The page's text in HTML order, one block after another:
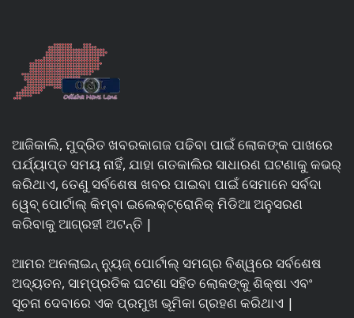
ଆଜିକାଲି, ମୁଦ୍ରିତ ଖବରକାଗଜ ପଢିବା ପାଇଁ ଲୋକଙ୍କ ପାଖରେ
ପର୍ଯ୍ୟାପ୍ତ ସମୟ ନାହିଁ, ଯାହା ଗତକାଲିର ସାଧାରଣ ଘଟଣାକୁ କଭର୍
କରିଥାଏ, ତେଣୁ ସର୍ବଶେଷ ଖବର ପାଇବା ପାଇଁ ସେମାନେ ସର୍ବଦା
ୱେବ୍ ପୋର୍ଟାଲ୍ କିମ୍ବା ଇଲେକ୍ଟ୍ରୋନିକ୍ ମିଡିଆ ଅନୁସରଣ
କରିବାକୁ ଆଗ୍ରହୀ ଅଟନ୍ତି |
ଆମର ଅନଲାଇନ୍ ନ୍ୟୁଜ୍ ପୋର୍ଟାଲ୍ ସମଗ୍ର ବିଶ୍ୱରେ ସର୍ବଶେଷ
ଅଦ୍ୟତନ, ସାମ୍ପ୍ରତିକ ଘଟଣା ସହିତ ଲୋକଙ୍କୁ ଶିକ୍ଷା ଏବଂ
ସୂଚନା ଦେବାରେ ଏକ ପ୍ରମୁଖ ଭୂମିକା ଗ୍ରହଣ କରିଥାଏ |